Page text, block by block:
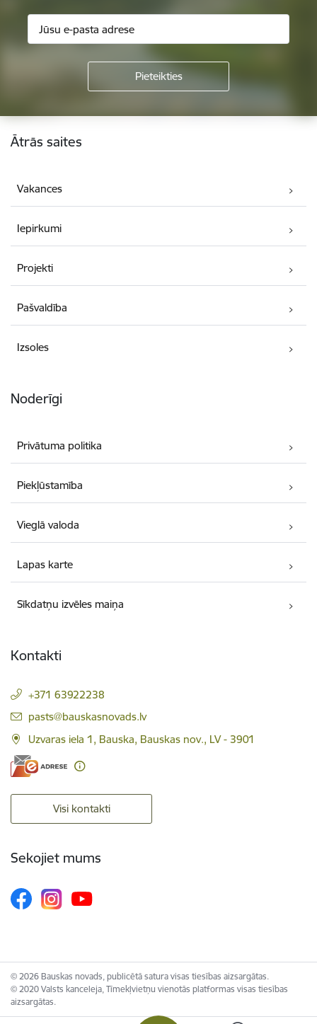
Kājene
Ātrās saites
Vakances
Iepirkumi
Projekti
Pašvaldība
Izsoles
Noderīgi
Privātuma politika
Piekļūstamība
Vieglā valoda
Lapas karte
Sīkdatņu izvēles maiņa
Kontakti
+371 63922238
E-pasts:
pasts@bauskasnovads.lv
Uzvaras iela 1, Bauska, Bauskas nov., LV - 3901
Visi kontakti
Sekojiet mums
© 2026 Bauskas novads, publicētā satura visas tiesības aizsargātas.
© 2020 Valsts kanceleja, Tīmekļvietņu vienotās platformas visas tiesības
aizsargātas.